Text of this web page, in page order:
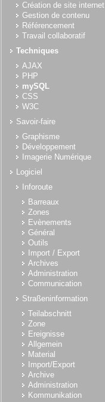
Création de site internet
Gestion de contenu
Référencement
Travail collaboratif
Techniques
AJAX
PHP
mySQL
CSS
W3C
Savoir-faire
Graphisme
Développement
Imagerie Numérique
Logiciel
Inforoute
Barreaux
Zones
Evènements
Général
Outils
Import / Export
Archives
Administration
Communication
Straßeninformation
Teilabschnitt
Zone
Ereignisse
Allgemein
Material
Import/Export
Archive
Administration
Kommunikation